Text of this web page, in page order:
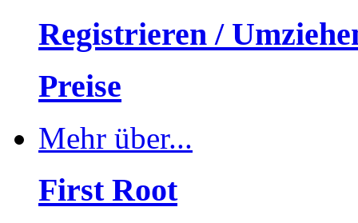
Registrieren /
Preise
Mehr über...
First Root